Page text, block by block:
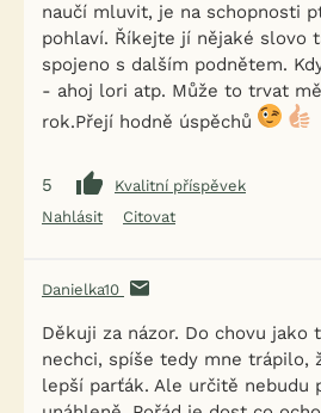
naučí mluvit, je na schopnosti
pohlaví. Říkejte jí nějaké slovo
spojeno s dalším podnětem.
- ahoj lori atp. Může to trvat
rok.Přejí hodně úspěchů
5
Kvalitní příspěvek
Nahlásit
Citovat
Danielka10
Děkuji za názor. Do chovu jako
nechci, spíše tedy mne trápilo,
lepší parťák. Ale určitě nebudu